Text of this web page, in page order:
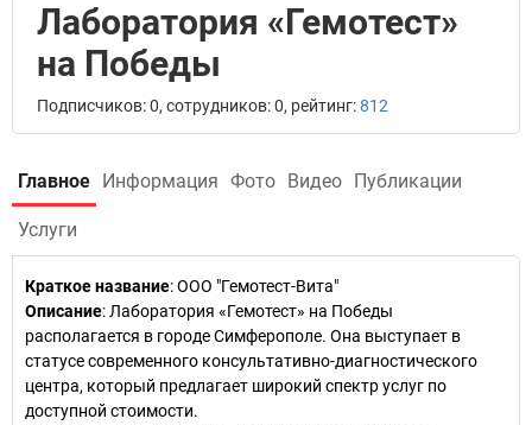
Лаборатория «Гемотест»
на Победы
Подписчиков: 0, сотрудников: 0, рейтинг:812
Главное Информация Фото Видео Публикации
Услуги
Краткое название:ООО "Гемотест-Вита"
Описание: Лаборатория «Гемотест» на Победы
располагается в городе Симферополе. Она выступает в
статусе современного консультативно-диагностического
центра, который предлагает широкий спектр услуг по
доступной стоимости.